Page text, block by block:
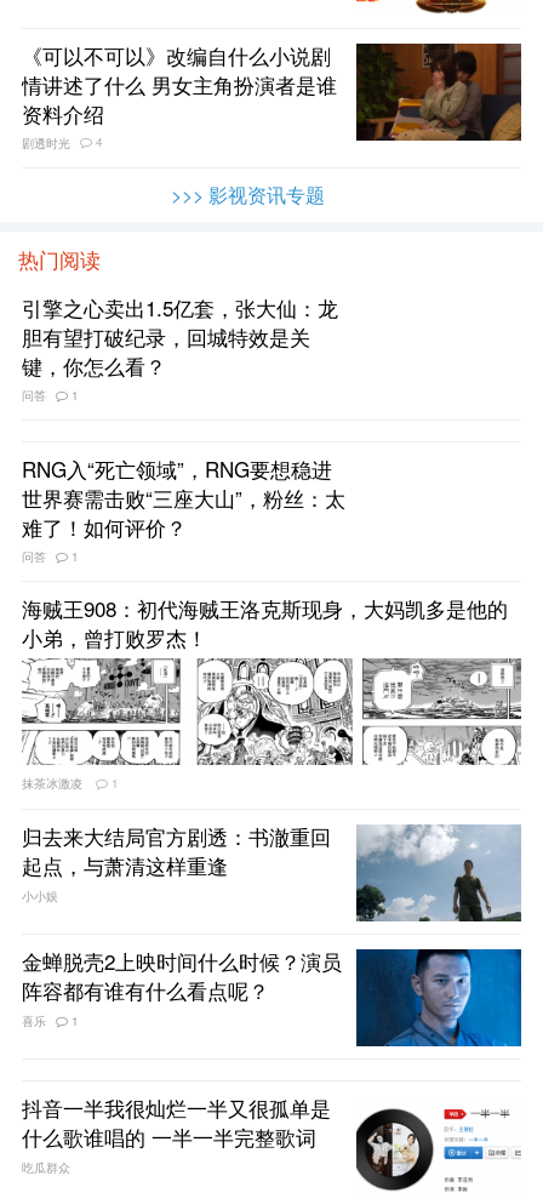
《可以不可以》改编自什么小说剧
情讲述了什么 男女主角扮演者是谁
资料介绍
剧透时光 4
>>> 影视资讯专题
热门阅读
引擎之心卖出1.5亿套，张大仙：龙
胆有望打破纪录，回城特效是关
键，你怎么看？
问答 1
RNG入“死亡领域”，RNG要想稳进
世界赛需击败“三座大山”，粉丝：太
难了！如何评价？
问答 1
海贼王908：初代海贼王洛克斯现身，大妈凯多是他的
小弟，曾打败罗杰！
抹茶冰激凌 1
归去来大结局官方剧透：书澈重回
起点，与萧清这样重逢
小小娱
金蝉脱壳2上映时间什么时候？演员
阵容都有谁有什么看点呢？
喜乐 1
抖音一半我很灿烂一半又很孤单是
什么歌谁唱的 一半一半完整歌词
吃瓜群众